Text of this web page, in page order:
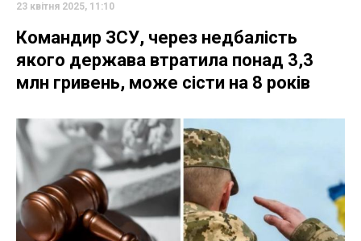
23 квітня 2025, 11:10
Командир ЗСУ, через недбалість
якого держава втратила понад 3,3
млн гривень, може сісти на 8 років